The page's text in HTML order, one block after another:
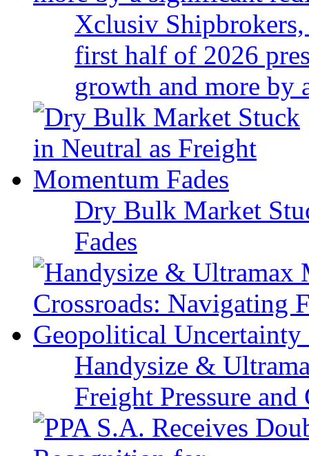
Xclusiv
first half of 2026
growth and more
Dry Bulk Market
Fades
Handysize &
Freight Pressure